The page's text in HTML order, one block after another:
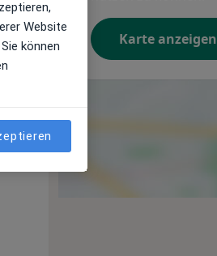
Karte anzeigen
Website
können